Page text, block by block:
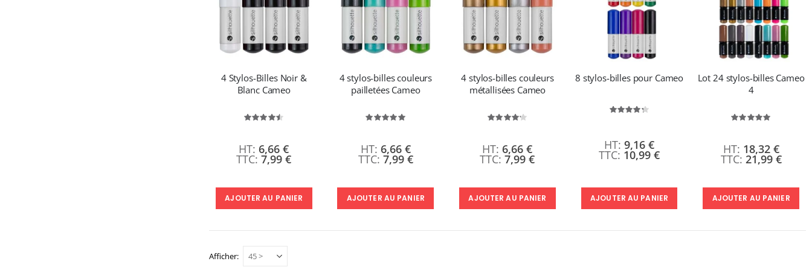
4 Stylos-Billes Noir &
Blanc Cameo
Évaluation:
7,99 €
6,66 €
AJOUTER AU PANIER
4 stylos-billes couleurs
pailletées Cameo
Évaluation:
7,99 €
6,66 €
AJOUTER AU PANIER
4 stylos-billes couleurs
métallisées Cameo
Évaluation:
7,99 €
6,66 €
AJOUTER AU PANIER
8 stylos-billes pour Cameo
Évaluation:
10,99 €
9,16 €
AJOUTER AU PANIER
Lot 24 stylos-billes Cameo
4
Évaluation:
21,99 €
18,32 €
AJOUTER AU PANIER
Afficher